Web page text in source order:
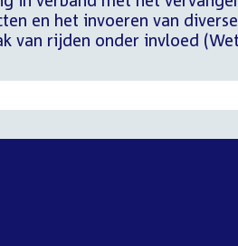
en het invoeren van
van rijden onder invloed